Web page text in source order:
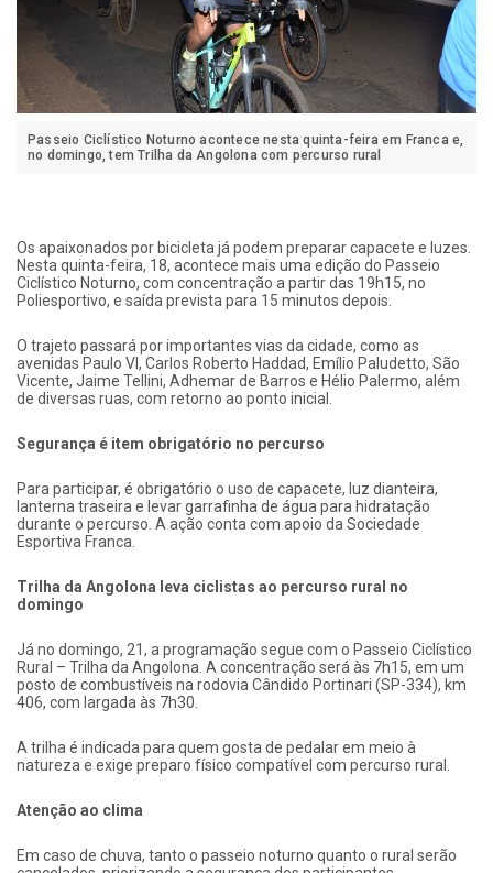
Passeio Ciclístico Noturno acontece nesta quinta-feira em Franca e,
no domingo, tem Trilha da Angolona com percurso rural
Os apaixonados por bicicleta já podem preparar capacete e luzes.
Nesta quinta-feira, 18, acontece mais uma edição do Passeio
Ciclístico Noturno, com concentração a partir das 19h15, no
Poliesportivo, e saída prevista para 15 minutos depois.
O trajeto passará por importantes vias da cidade, como as
avenidas Paulo VI, Carlos Roberto Haddad, Emílio Paludetto, São
Vicente, Jaime Tellini, Adhemar de Barros e Hélio Palermo, além
de diversas ruas, com retorno ao ponto inicial.
Segurança é item obrigatório no percurso
Para participar, é obrigatório o uso de capacete, luz dianteira,
lanterna traseira e levar garrafinha de água para hidratação
durante o percurso. A ação conta com apoio da Sociedade
Esportiva Franca.
Trilha da Angolona leva ciclistas ao percurso rural no
domingo
Já no domingo, 21, a programação segue com o Passeio Ciclístico
Rural – Trilha da Angolona. A concentração será às 7h15, em um
posto de combustíveis na rodovia Cândido Portinari (SP-334), km
406, com largada às 7h30.
A trilha é indicada para quem gosta de pedalar em meio à
natureza e exige preparo físico compatível com percurso rural.
Atenção ao clima
Em caso de chuva, tanto o passeio noturno quanto o rural serão